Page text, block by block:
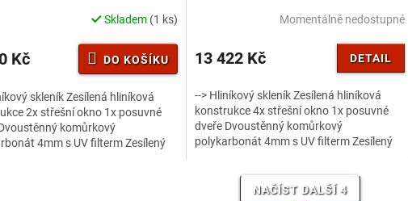
M
A
Skladem (1 ks)
Kč DO KOŠÍKU
skleník Zesílená hliníková
2x střešní okno 1x posuvné
komůrkový
4mm s UV filterm Zesílený
M
A
Momentálně nedostupné
13 422 Kč DETAIL
--> Hliníkový skleník Zesílená hliníková
konstrukce 4x střešní okno 1x posuvné
dveře Dvoustěnný komůrkový
polykarbonát 4mm s UV filterm Zesílený
NAČÍST DALŠÍ 4